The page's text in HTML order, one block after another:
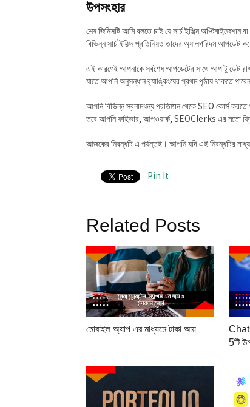
উপসংহার
শেষ জিনিসটি আমি বলতে চাই যে সার্চ ইঞ্জিন
বিভিন্ন সার্চ ইঞ্জিন প্রতিনিয়ত তাদের অ্যালগরিদম আপডেট
এই কারণেই আপনাকে সর্বশেষ আপডেটের সাথে আপ টু ডেট
যাতে আপনি অনুসন্ধান র‌্যাঙ্কিংয়ের প্রথম পৃষ্ঠায় থাকতে
আপনি বিভিন্ন স্বনামধন্য প্রতিষ্ঠান থেকে SEO কোর্স
তবে আপনি ফাইভার, আপওয়ার্ক, SEOClerks এর মতো
আজকের নিবন্ধটি এ পর্যন্তই। আপনি যদি এই নিবন্ধটির
Pin It
Related Posts
মোবাইল অ্যাপ এর মাধ্যমে টাকা আয়
5টি